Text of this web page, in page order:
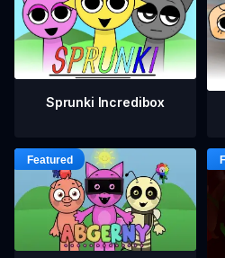
Sprunki Incredibox